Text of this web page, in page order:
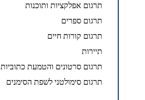
תרגום אפלקציות ותוכנות
תרגום ספרים
תרגום קורות חיים
תיירות
תרגום סרטונים והטמעת כתוביות
תרגום סימולטני לשפת הסימנים